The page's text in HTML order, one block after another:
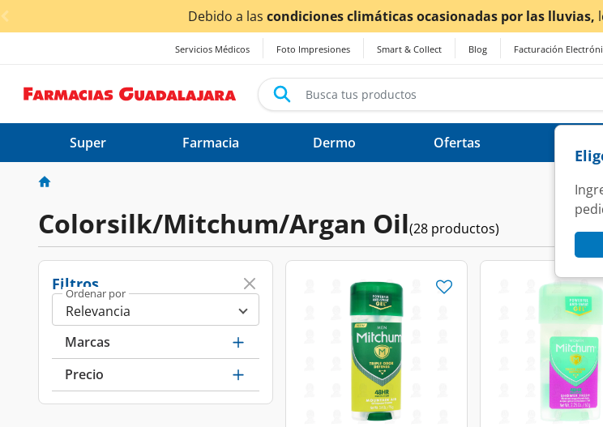
< div class="carousel-inner">
climáticas ocasionadas por las lluvias,los tiempos de entregapodrían verse afectados.
Servicios Médicos Foto Impresiones Smart & Collect Blog Facturación
Super Farmacia Dermo Ofertas
Colorsilk/Mitchum/Argan Oil(28 productos)
Filtros
Ordenar por
Marcas
Precio